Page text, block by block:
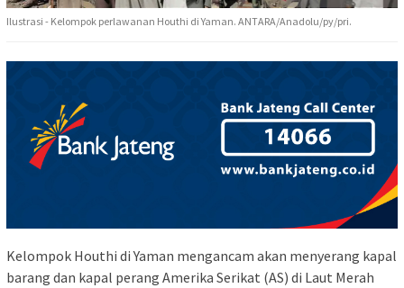
Ilustrasi - Kelompok perlawanan Houthi di Yaman. ANTARA/Anadolu/py/pri.
Kelompok Houthi di Yaman mengancam akan menyerang kapal
barang dan kapal perang Amerika Serikat (AS) di Laut Merah